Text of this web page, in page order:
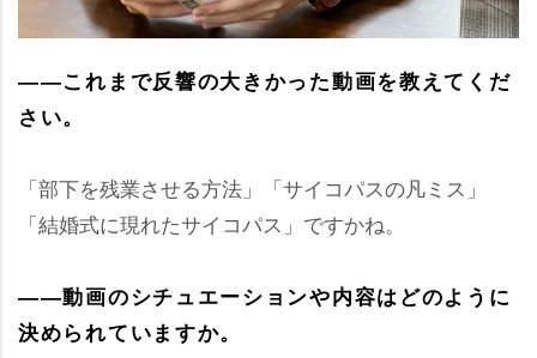
――これまで反響の大きかった動画を教えてくだ
さい。
「部下を残業させる方法」「サイコパスの凡ミス」
「結婚式に現れたサイコパス」ですかね。
――動画のシチュエーションや内容はどのように
決められていますか。